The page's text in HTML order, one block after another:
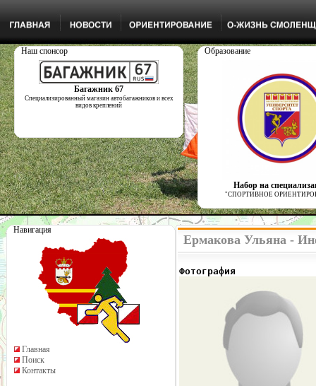
Наш спонсор
Багажник 67
Специализированный магазин автобагажников и всех
видов креплений
Образование
Набор на
"СПОРТИВНОЕ
Навигация
Главная
Поиск
Контакты
Ермакова Ульяна -
Фотография